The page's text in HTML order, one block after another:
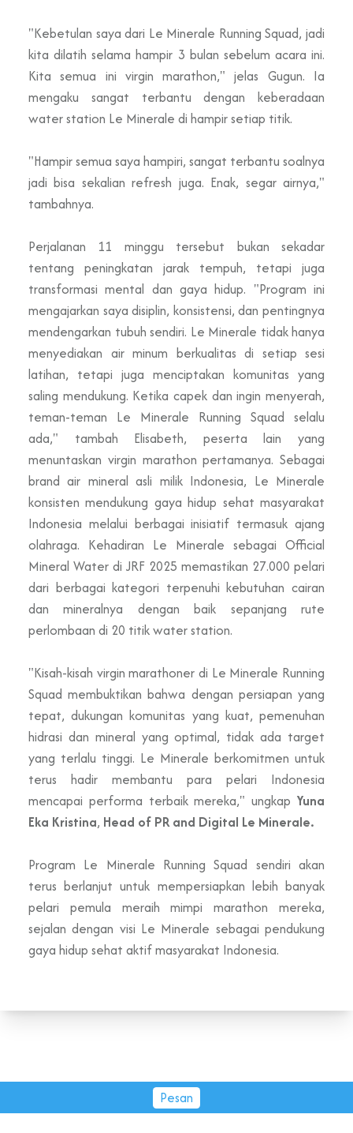
"Kebetulan saya dari Le Minerale Running Squad, jadi
kita dilatih selama hampir 3 bulan sebelum acara ini.
Kita semua ini virgin marathon," jelas Gugun. Ia
mengaku sangat terbantu dengan keberadaan
water station Le Minerale di hampir setiap titik.
"Hampir semua saya hampiri, sangat terbantu soalnya
jadi bisa sekalian refresh juga. Enak, segar airnya,"
tambahnya.
Perjalanan 11 minggu tersebut bukan sekadar
tentang peningkatan jarak tempuh, tetapi juga
transformasi mental dan gaya hidup. "Program ini
mengajarkan saya disiplin, konsistensi, dan pentingnya
mendengarkan tubuh sendiri. Le Minerale tidak hanya
menyediakan air minum berkualitas di setiap sesi
latihan, tetapi juga menciptakan komunitas yang
saling mendukung. Ketika capek dan ingin menyerah,
teman-teman Le Minerale Running Squad selalu
ada," tambah Elisabeth, peserta lain yang
menuntaskan virgin marathon pertamanya. Sebagai
brand air mineral asli milik Indonesia, Le Minerale
konsisten mendukung gaya hidup sehat masyarakat
Indonesia melalui berbagai inisiatif termasuk ajang
olahraga. Kehadiran Le Minerale sebagai Official
Mineral Water di JRF 2025 memastikan 27.000 pelari
dari berbagai kategori terpenuhi kebutuhan cairan
dan mineralnya dengan baik sepanjang rute
perlombaan di 20 titik water station.
"Kisah-kisah virgin marathoner di Le Minerale Running
Squad membuktikan bahwa dengan persiapan yang
tepat, dukungan komunitas yang kuat, pemenuhan
hidrasi dan mineral yang optimal, tidak ada target
yang terlalu tinggi. Le Minerale berkomitmen untuk
terus hadir membantu para pelari Indonesia
mencapai performa terbaik mereka," ungkap Yuna
Eka Kristina, Head of PR and Digital Le Minerale.
Program Le Minerale Running Squad sendiri akan
terus berlanjut untuk mempersiapkan lebih banyak
pelari pemula meraih mimpi marathon mereka,
sejalan dengan visi Le Minerale sebagai pendukung
gaya hidup sehat aktif masyarakat Indonesia.
Pesan